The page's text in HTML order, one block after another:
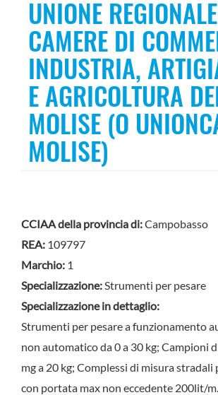
UNIONE
CAMERE DI
INDUSTRIA,
E AGRICOLTURA
MOLISE (O
MOLISE)
CCIAA della provincia di:Campobasso
REA: 109797
Marchio: 1
Specializzazione:Strumenti per pesare
Specializzazione in dettaglio:
Strumenti per pesare a funzionamento
non automatico da 0 a 30 kg; Campioni
mg a 20 kg; Complessi di misura
con portata max non eccedente 200lit/m.